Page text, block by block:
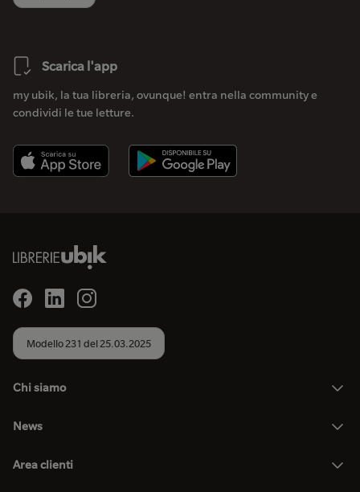
Scarica l'app
my ubik, la tua libreria, ovunque! entra nella community e
condividi le tue letture.
Modello 231 del 25.03.2025
Chi siamo
News
Area clienti